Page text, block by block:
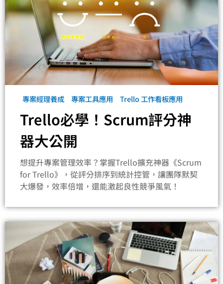
專案經理養成 專案工具應用 Trello 工作看板應用
Trello必學！Scrum評分神
器大公開
想提升專案管理效率？掌握Trello擴充神器《Scrum
for Trello》，從評分排序到統計控管，讓團隊默契
大爆發，效率倍增，還能激起良性競爭風氣！